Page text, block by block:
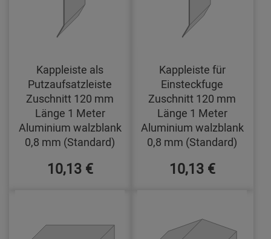
Kappleiste als
Putzaufsatzleiste
Zuschnitt 120 mm
Länge 1 Meter
Aluminium walzblank
0,8 mm (Standard)
10,13 €
Kappleiste für
Einsteckfuge
Zuschnitt 120 mm
Länge 1 Meter
Aluminium walzblank
0,8 mm (Standard)
10,13 €